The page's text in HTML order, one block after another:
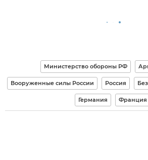
Министерство обороны РФ
Вооруженные силы России Россия
Германия Франция